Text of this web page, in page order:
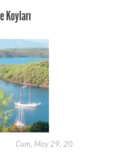
Koyları
Cum, May 29, 20